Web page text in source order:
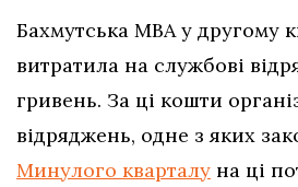
Бахмутська МВА у другому
витратила на службові
гривень. За ці кошти
відряджень, одне з яких
Минулого кварталу на ці